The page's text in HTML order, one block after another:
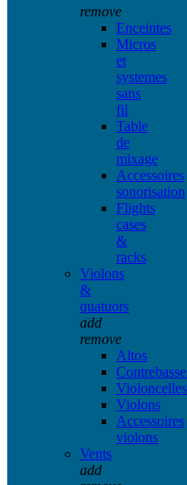
remove
Enceintes
Micros
et
systemes
sans
fil
Table
de
mixage
Accessoires
sonorisation
Flights
cases
&
racks
Violons
&
quatuors
add
remove
Altos
Violoncelles
Violons
Accessoires
violons
Vents
add